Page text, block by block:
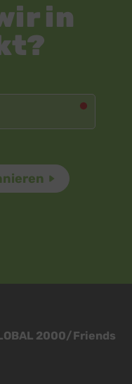
in
2000/Friends